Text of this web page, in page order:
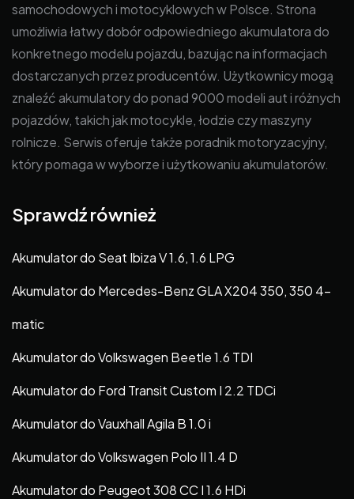
samochodowych i motocyklowych w Polsce. Strona
umożliwia łatwy dobór odpowiedniego akumulatora do
konkretnego modelu pojazdu, bazując na informacjach
dostarczanych przez producentów. Użytkownicy mogą
znaleźć akumulatory do ponad 9000 modeli aut i różnych
pojazdów, takich jak motocykle, łodzie czy maszyny
rolnicze. Serwis oferuje także poradnik motoryzacyjny,
który pomaga w wyborze i użytkowaniu akumulatorów.
Sprawdź również
Akumulator do Seat Ibiza V 1.6, 1.6 LPG
Akumulator do Mercedes-Benz GLA X204 350, 350 4-
matic
Akumulator do Volkswagen Beetle 1.6 TDI
Akumulator do Ford Transit Custom I 2.2 TDCi
Akumulator do Vauxhall Agila B 1.0 i
Akumulator do Volkswagen Polo II 1.4 D
Akumulator do Peugeot 308 CC I 1.6 HDi